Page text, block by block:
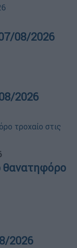
08/2026
2026
θανατηφόρο
2026